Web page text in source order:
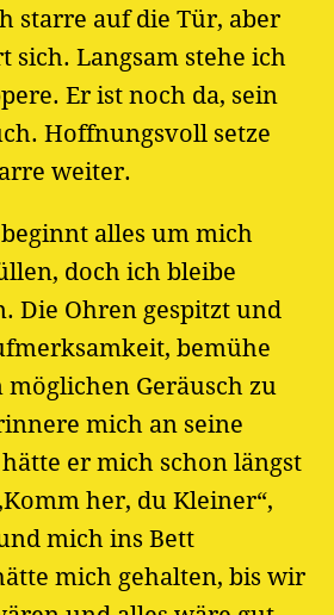
starre auf die Tür, aber
sich. Langsam stehe ich
Er ist noch da, sein
Hoffnungsvoll setze
weiter.
alles um mich
doch ich bleibe
Die Ohren gespitzt und
bemühe
Geräusch zu
mich an seine
er mich schon längst
her, du Kleiner“,
mich ins Bett
mich gehalten, bis wir